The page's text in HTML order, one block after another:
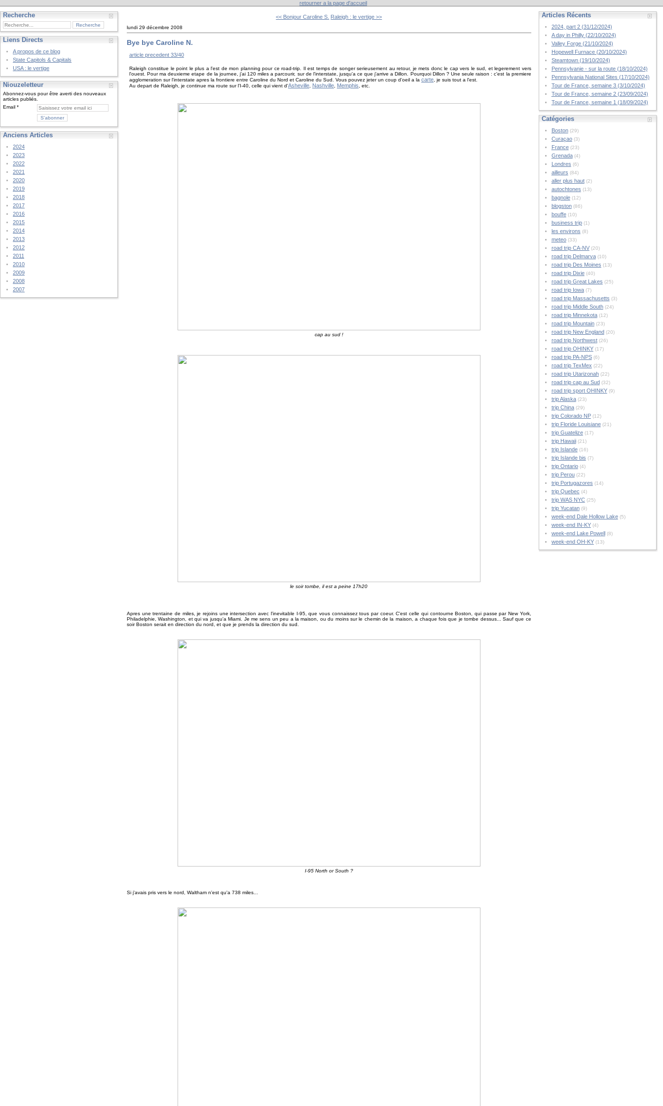
retourner a la page d'accueil
Recherche
Liens Directs
A propos de ce blog
State Capitols & Capitals
USA : le vertige
Niouzeletteur
Abonnez-vous pour être averti des nouveaux
articles publiés.
Email
Anciens Articles
2024
2023
2022
2021
2020
2019
2018
2017
2016
2015
2014
2013
2012
2011
2010
2009
2008
2007
<< Bonjour Caroline S. Raleigh : le vertige >>
lundi 29 décembre 2008
Bye bye Caroline N.
article precedent 33/40
Raleigh constitue le point le plus a l'est de mon planning pour ce road-trip. Il est temps de songer serieusement au retour, je mets donc le cap vers le sud, et legerement vers
l'ouest. Pour ma deuxieme etape de la journee, j'ai 120 miles a parcourir, sur de l'interstate, jusqu'a ce que j'arrive a Dillon. Pourquoi Dillon ? Une seule raison : c'est la premiere
agglomeration sur l'interstate apres la frontiere entre Caroline du Nord et Caroline du Sud. Vous pouvez jeter un coup d'oeil a la carte, je suis tout a l'est.
Au depart de Raleigh, je continue ma route sur l'I-40, celle qui vient d'Asheville, Nashville, Memphis , etc.
cap au sud !
le soir tombe, il est a peine 17h20
Apres une trentaine de miles, je rejoins une intersection avec l'inevitable I-95, que vous connaissez tous par coeur. C'est celle qui contourne Boston, qui passe par New York,
Philadelphie, Washington, et qui va jusqu'a Miami. Je me sens un peu a la maison, ou du moins sur le chemin de la maison, a chaque fois que je tombe dessus... Sauf que ce
soir Boston serait en direction du nord, et que je prends la direction du sud.
I-95 North or South ?
Si j'avais pris vers le nord, Waltham n'est qu'a 738 miles...
Articles Récents
2024, part 2 (31/12/2024)
A day in Philly (22/10/2024)
Valley Forge (21/10/2024)
Hopewell Furnace (20/10/2024)
Steamtown (19/10/2024)
Pennsylvanie - sur la route (18/10/2024)
Pennsylvania National Sites (17/10/2024)
Tour de France, semaine 3 (3/10/2024)
Tour de France, semaine 2 (23/09/2024)
Tour de France, semaine 1 (18/09/2024)
Catégories
Boston(29)
Curaçao(3)
France(23)
Grenada(4)
Londres (6)
ailleurs (84)
aller plus haut(2)
autochtones (13)
bagnole(12)
blogston(86)
bouffe(10)
business trip(1)
les environs (8)
meteo(33)
road trip CA-NV(20)
road trip Delmarva(10)
road trip Des Moines (13)
road trip Dixie(40)
road trip Great Lakes (25)
road trip Iowa(7)
road trip Massachusetts (3)
road trip Middle South(24)
road trip Minnekota(12)
road trip Mountain(23)
road trip New England (20)
road trip Northwest(26)
road trip OHINKY(17)
road trip PA-NPS(6)
road trip TexMex (22)
road trip Utarizonah(22)
road trip cap au Sud (32)
road trip sport OHINKY(9)
trip Alaska(23)
trip China(29)
trip Colorado NP(12)
trip Floride Louisiane(21)
trip Guatelize(17)
trip Hawaii(21)
trip Islande(16)
trip Islande bis (7)
trip Ontario(4)
trip Perou(22)
trip Portugazores (14)
trip Quebec (4)
trip WAS NYC(25)
trip Yucatan(9)
week-end Dale Hollow Lake(5)
week-end IN-KY(4)
week-end Lake Powell (8)
week-end OH-KY(13)